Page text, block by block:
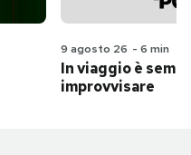
9 agosto 26 - 6 min
In viaggio è
improvvisare